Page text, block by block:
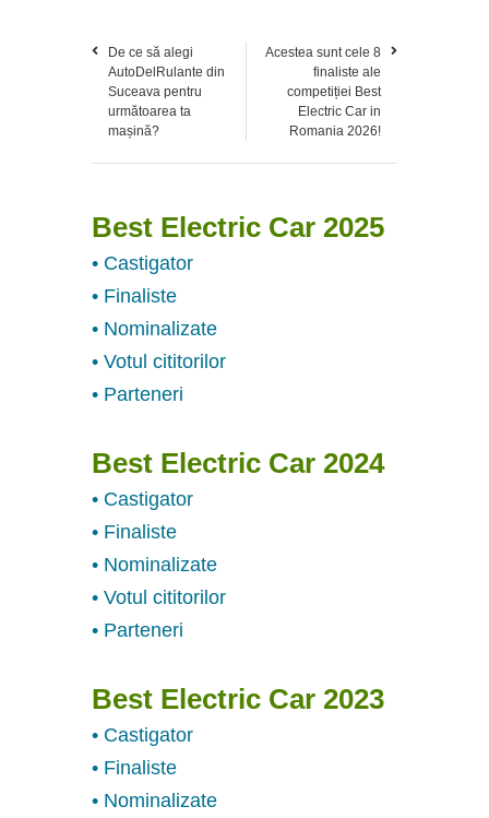
De ce să alegi
AutoDelRulante din
Suceava pentru
următoarea ta
mașină?
Acestea sunt cele 8
finaliste ale
competiției Best
Electric Car in
Romania 2026!
Best Electric Car 2025
• Castigator
• Finaliste
• Nominalizate
• Votul cititorilor
• Parteneri
Best Electric Car 2024
• Castigator
• Finaliste
• Nominalizate
• Votul cititorilor
• Parteneri
Best Electric Car 2023
• Castigator
• Finaliste
• Nominalizate